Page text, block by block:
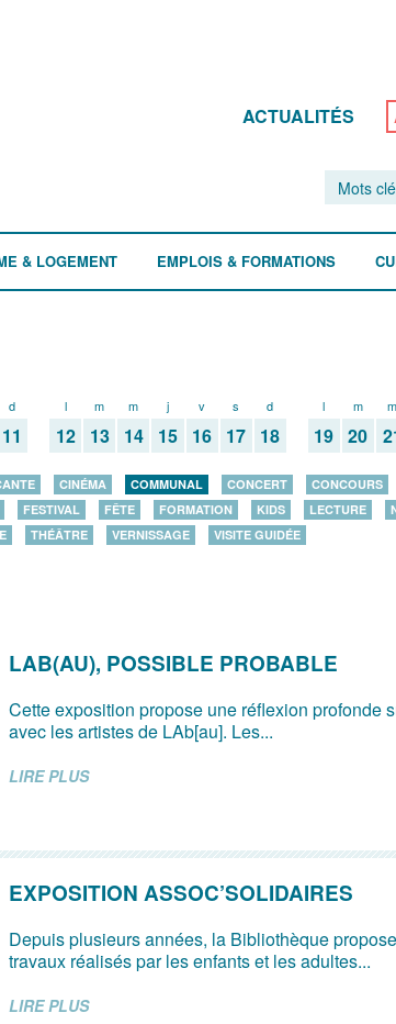
ACTUALITÉS
& LOGEMENT EMPLOIS & FORMATIONS
d
11
l
12
m
13
m
14
j
15
v
16
s
17
d
18
l
19
m
20
m
CINÉMA COMMUNAL CONCERT CONCOURS
FESTIVAL FÊTE FORMATION KIDS LECTURE
THÉÂTRE VERNISSAGE VISITE GUIDÉE
LAB(AU), POSSIBLE PROBABLE
Cette exposition propose une réflexion profonde
avec les artistes de LAb[au]. Les...
LIRE PLUS
EXPOSITION ASSOC’SOLIDAIRES
Depuis plusieurs années, la Bibliothèque
travaux réalisés par les enfants et les adultes...
LIRE PLUS